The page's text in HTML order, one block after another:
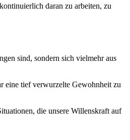
daran zu arbeiten, zu
sind, sondern sich vielmehr aus
eine tief verwurzelte Gewohnheit zu
die unsere Willenskraft auf